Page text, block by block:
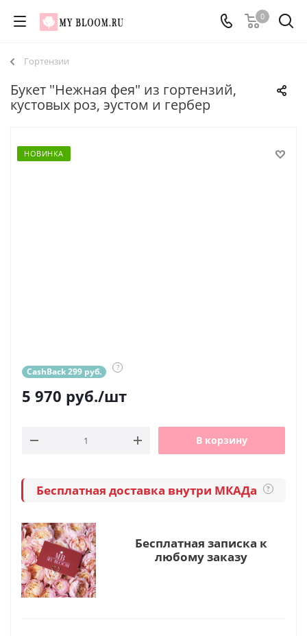
0
Гортензии
Букет "Нежная фея" из гортензий,
кустовых роз, эустом и гербер
НОВИНКА
CashBack 299 руб. ?
5 970 руб./шт
В корзину
Бесплатная доставка внутри МКАДа ?
Бесплатная записка к
любому заказу